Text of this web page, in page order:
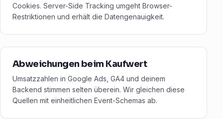
Cookies. Server-Side Tracking umgeht Browser-
Restriktionen und erhält die Datengenauigkeit.
Abweichungen beim Kaufwert
Umsatzzahlen in Google Ads, GA4 und deinem
Backend stimmen selten überein. Wir gleichen diese
Quellen mit einheitlichen Event-Schemas ab.